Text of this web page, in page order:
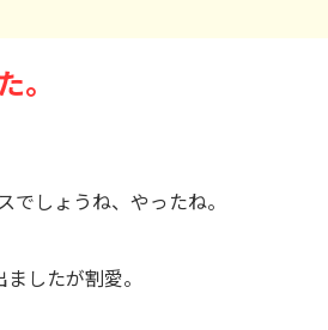
。
しょうね、やったね。
したが割愛。